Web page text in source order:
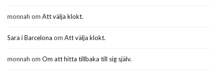
monnah om Att välja klokt.
Sara i Barcelona om Att välja klokt.
monnah om Om att hitta tillbaka till sig själv.